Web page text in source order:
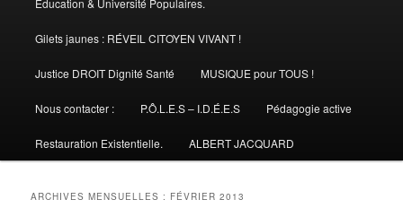
Gilets jaunes : RÉVEIL CITOYEN VIVANT !
Justice DROIT Dignité Santé MUSIQUE pour TOUS !
Nous contacter : P.Ô.L.E.S – I.D.É.E.S Pédagogie active
Restauration Existentielle. ALBERT JACQUARD
ARCHIVES MENSUELLES : FÉVRIER 2013